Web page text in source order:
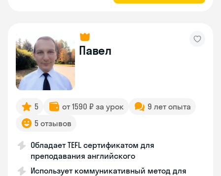
Павел
5 от 1590 ₽ за урок
9 лет опыта
5 отзывов
Обладает TEFL сертификатом для
преподавания английского
Использует коммуникативный метод для